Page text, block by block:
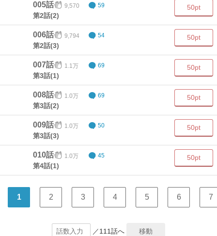
005話 9,570 59
第2話(2)
50pt
006話 9,794 54
第2話(3)
50pt
007話 1.1万 69
第3話(1)
50pt
008話 1.0万 69
第3話(2)
50pt
009話 1.0万 50
第3話(3)
50pt
010話 1.0万 45
第4話(1)
50pt
1 2 3 4 5 6 7
／111話へ